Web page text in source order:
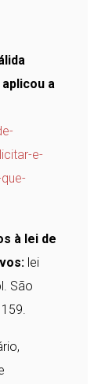
a
e-
à lei de
lei
São